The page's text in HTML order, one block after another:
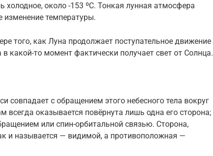
холодное, около -153 ºC. Тонкая лунная атмосфера
изменение температуры.
того, как Луна продолжает поступательное движение
какой-то момент фактически получает свет от Солнца.
совпадает с обращением этого небесного тела вокруг
всегда оказывается повёрнута лишь одна его сторона;
или спин-орбитальной связью. Сторона,
и называется — видимой, а противоположная —